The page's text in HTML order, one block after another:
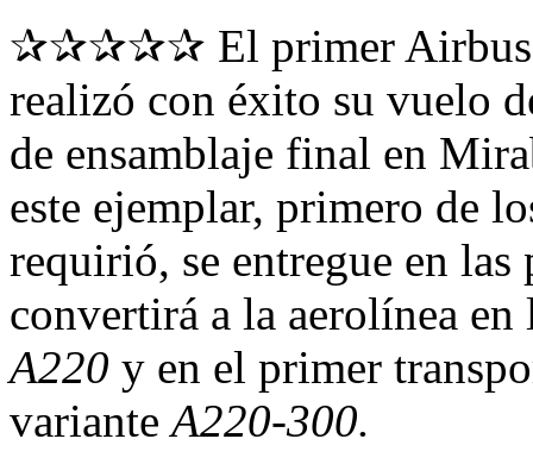
✰✰✰✰✰ El primer Airbus
realizó con éxito su vuelo
de ensamblaje final en
este ejemplar, primero de
requirió, se entregue en
convertirá a la aerolínea en
A220 y en el primer
varianteA220-300.